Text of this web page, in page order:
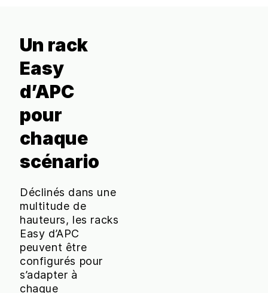
Un rack
Easy
d’APC
pour
chaque
scénario
Déclinés dans une
multitude de
hauteurs, les racks
Easy d’APC
peuvent être
configurés pour
s’adapter à
chaque